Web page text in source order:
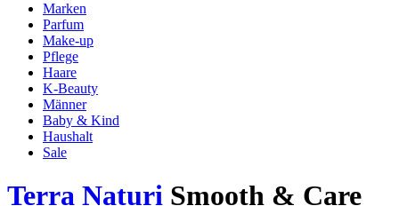
Marken
Parfum
Make-up
Pflege
Haare
K-Beauty
Männer
Baby & Kind
Haushalt
Sale
Terra Naturi Smooth & Care